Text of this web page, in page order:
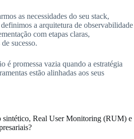
as necessidades do seu stack,
a arquitetura de observabilidade
com etapas claras,
sucesso.
é promessa vazia quando a estratégia
estão alinhadas aos seus
sintético, Real User Monitoring (RUM) e